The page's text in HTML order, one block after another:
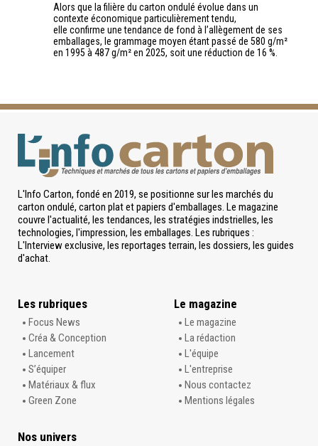
Alors que la filière du carton ondulé évolue dans un
contexte économique particulièrement tendu,
elle confirme une tendance de fond à l’allègement de ses
emballages, le grammage moyen étant passé de 580 g/m²
en 1995 à 487 g/m² en 2025, soit une réduction de 16 %.
L'Info Carton, fondé en 2019, se positionne sur les marchés du
carton ondulé, carton plat et papiers d'emballages. Le magazine
couvre l'actualité, les tendances, les stratégies indstrielles, les
technologies, l'impression, les emballages. Les rubriques :
L'Interview exclusive, les reportages terrain, les dossiers, les guides
d'achat.
Les rubriques
Focus News
Créa & Conception
Lancement
S’équiper
Matériaux & flux
Green Zone
Le magazine
Le magazine
La rédaction
L'équipe
L'entreprise
Nous contactez
Mentions légales
Nos univers